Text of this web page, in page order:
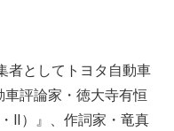
者としてトヨタ自動車
評論家・徳大寺有恒
Ⅱ）』、作詞家・竜真